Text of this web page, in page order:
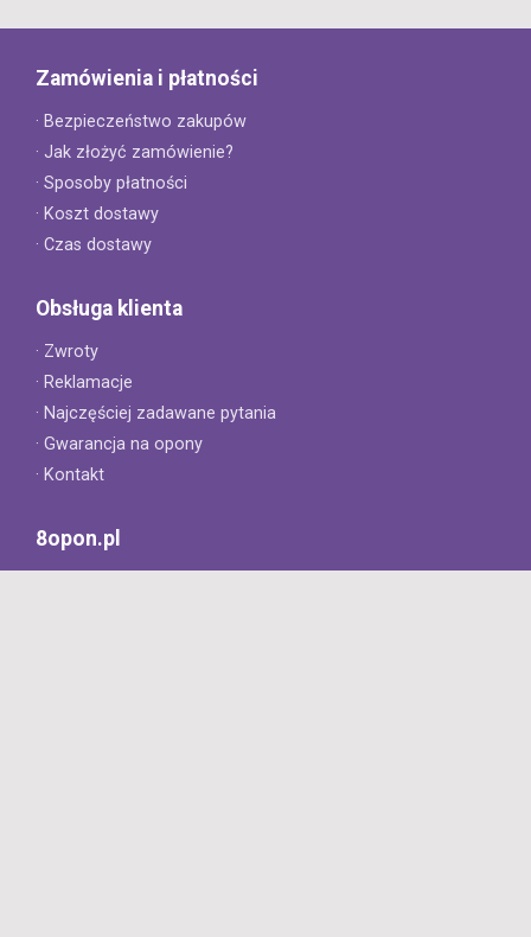
Zamówienia i płatności
· Bezpieczeństwo zakupów
· Jak złożyć zamówienie?
· Sposoby płatności
· Koszt dostawy
· Czas dostawy
Obsługa klienta
· Zwroty
· Reklamacje
· Najczęściej zadawane pytania
· Gwarancja na opony
· Kontakt
8opon.pl